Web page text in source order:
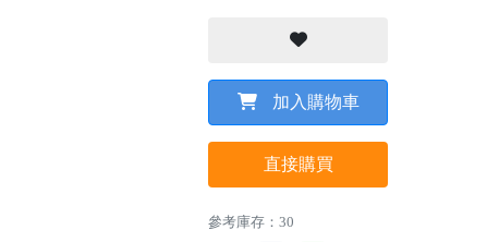
加入購物車
直接購買
參考庫存：30